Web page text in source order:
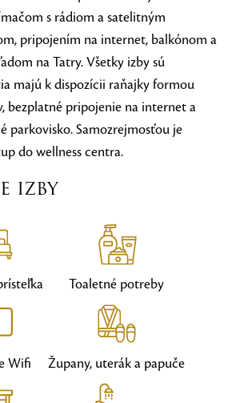
s rádiom a satelitným
pripojením na internet, balkónom a
na Tatry. Všetky izby sú
majú k dispozícii raňajky formou
bezplatné pripojenie na internet a
parkovisko. Samozrejmosťou je
do wellness centra.
izby
Wifi
Toaletné potreby
Župany, uterák a papuče